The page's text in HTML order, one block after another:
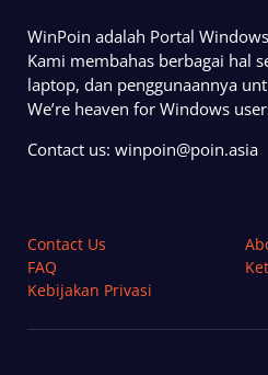
WinPoin adalah Portal
Kami membahas berbagai hal
laptop, dan penggunaannya
We’re heaven for Windows
Contact us: winpoin@poin.asia
Contact Us
FAQ
Kebijakan Privasi